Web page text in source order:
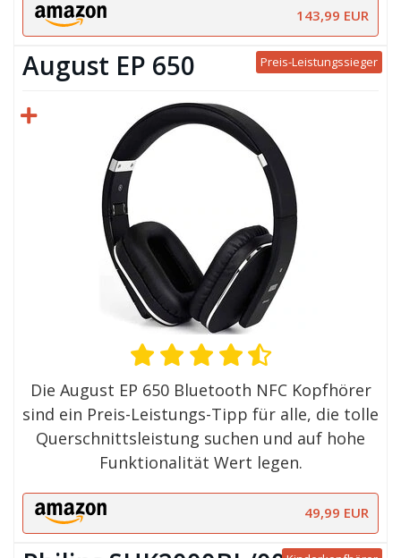
143,99 EUR
Preis-Leistungssieger
August EP 650
Die August EP 650 Bluetooth NFC Kopfhörer
sind ein Preis-Leistungs-Tipp für alle, die tolle
Querschnittsleistung suchen und auf hohe
Funktionalität Wert legen.
49,99 EUR